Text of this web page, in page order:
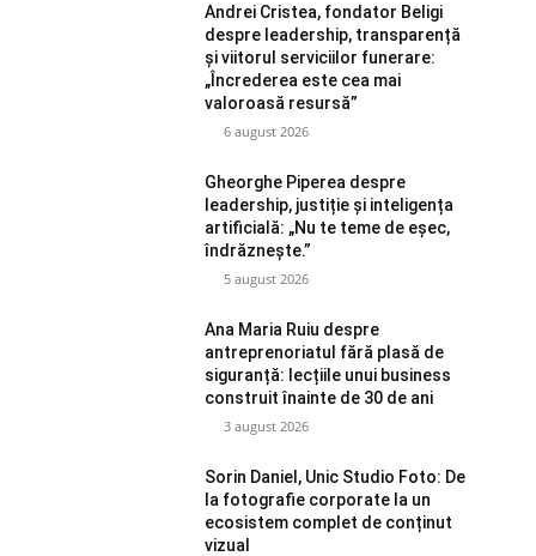
Andrei Cristea, fondator Beligi
despre leadership, transparență
și viitorul serviciilor funerare:
„Încrederea este cea mai
valoroasă resursă”
6 august 2026
Gheorghe Piperea despre
leadership, justiție și inteligența
artificială: „Nu te teme de eșec,
îndrăznește.”
5 august 2026
Ana Maria Ruiu despre
antreprenoriatul fără plasă de
siguranță: lecțiile unui business
construit înainte de 30 de ani
3 august 2026
Sorin Daniel, Unic Studio Foto: De
la fotografie corporate la un
ecosistem complet de conținut
vizual